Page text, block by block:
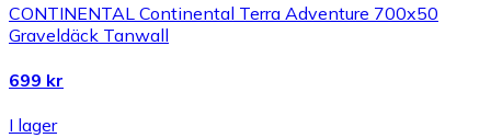
CONTINENTAL Continental Terra Adventure 700x50
Graveldäck Tanwall
699 kr
I lager